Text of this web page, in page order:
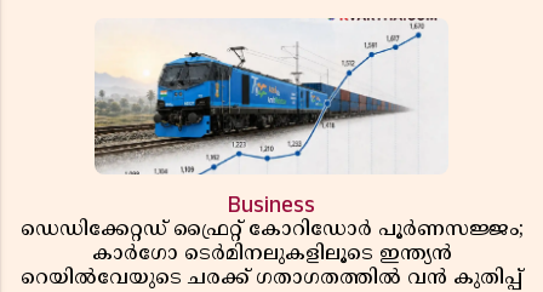
Business
ഡെഡിക്കേറ്റഡ് ഫ്രൈറ്റ് കോറിഡോർ പൂർണസജ്ജം;
കാർഗോ ടെർമിനലുകളിലൂടെ ഇന്ത്യൻ
റെയിൽവേയുടെ ചരക്ക് ഗതാഗതത്തിൽ വൻ കുതിപ്പ്